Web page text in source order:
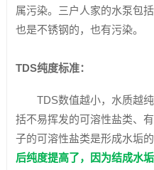
属污染。三户人家的水泵包
也是不锈钢的，也有污染。
TDS纯度标准：
TDS数值越小，水质越
括不易挥发的可溶性盐类、
子的可溶性盐类是形成水垢的
后纯度提高了，因为结成水